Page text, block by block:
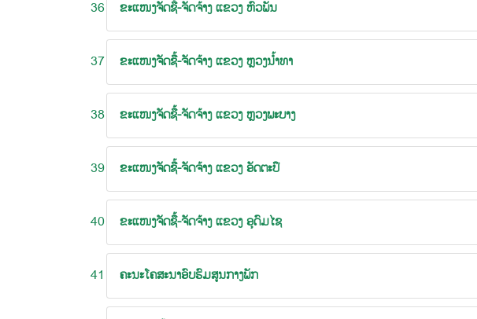
36 ຂະແໜງຈັດຊື້-ຈັດຈ້າງ ແຂວງ ຫົວພັນ
37 ຂະແໜງຈັດຊື້-ຈັດຈ້າງ ແຂວງ ຫຼວງນໍ້າທາ
38 ຂະແໜງຈັດຊື້-ຈັດຈ້າງ ແຂວງ ຫຼວງພະບາງ
39 ຂະແໜງຈັດຊື້-ຈັດຈ້າງ ແຂວງ ອັດຕະປຶ
40 ຂະແໜງຈັດຊື້-ຈັດຈ້າງ ແຂວງ ອຸດົມໄຊ
41 ຄະນະໂຄສະນາອົບຮົມສູນກາງພັກ